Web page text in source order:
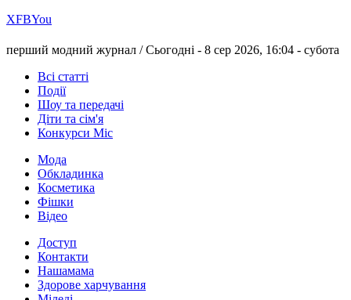
ХFBYou
перший модний журнал /Сьогодні - 8 сер 2026, 16:04 - субота
Всі статті
Події
Шоу та передачі
Діти та сім'я
Конкурси Міс
Мода
Обкладинка
Косметика
Фішки
Відео
Доступ
Контакти
Нашамама
Здорове харчування